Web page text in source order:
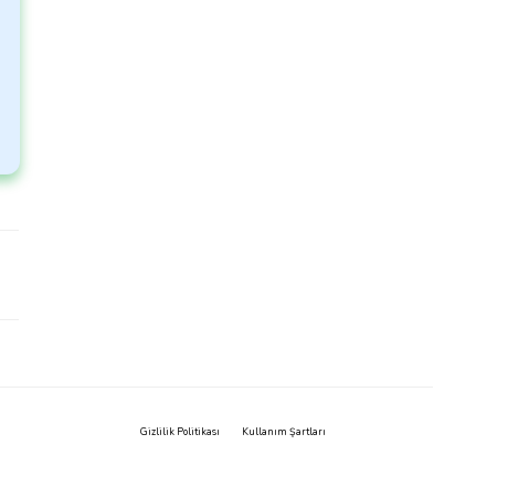
Gizlilik Politikası Kullanım Şartları